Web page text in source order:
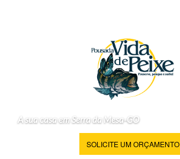
A sua casa em Serra da Mesa-GO
SOLICITE UM ORÇAMENTO